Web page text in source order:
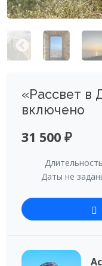
«Рассвет в
включено
31 500 ₽
Длительность
Даты не